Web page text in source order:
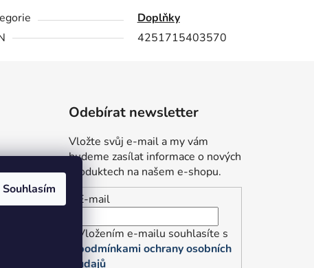
Souhlasím
Doplňky
4251715403570
údajů
Odebírat newsletter
Vložte svůj e-mail a my vám
budeme zasílat informace o nových
produktech na našem e-shopu.
E-mail
Vložením e-mailu souhlasíte s
podmínkami ochrany osobních
údajů